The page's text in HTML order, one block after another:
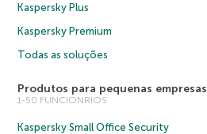
Kaspersky Plus
Kaspersky Premium
Todas as soluções
Produtos para pequenas empresas
1-50 FUNCIONRIOS
Kaspersky Small Office Security